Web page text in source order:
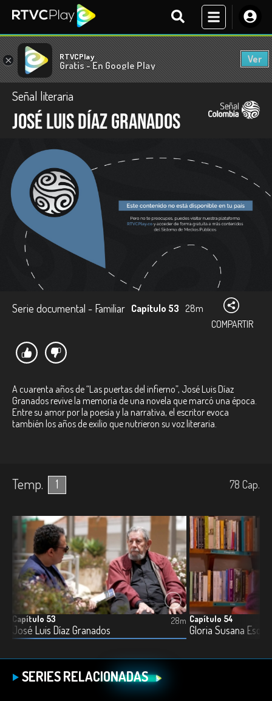
× RTVCPlay
Gratis - En Google Play
Ver
Señal literaria
José Luis Díaz Granados
Serie documental - Familiar Capítulo 53 28m
COMPARTIR
A cuarenta años de “Las puertas del infierno”, José Luis Díaz
Granados revive la memoria de una novela que marcó una época.
Entre su amor por la poesía y la narrativa, el escritor evoca
también los años de exilio que nutrieron su voz literaria.
Temp. 1 78 Cap.
Capítulo 53
José Luis Díaz Granados
28m Capítulo 54
Gloria Susana
SERIES RELACIONADAS